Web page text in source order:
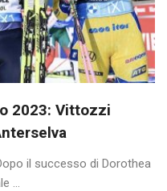
2023: Vittozzi
il successo di Dorothea
...